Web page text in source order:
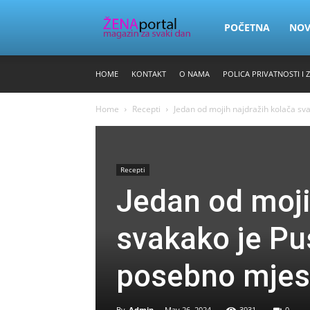
Zena
POČETNA
HOME KONTAKT O NAMA POLICA PRIVATNOSTI I
Home Recepti Jedan od mojih najdražih kolača
Recepti
Jedan od
svakako je
posebno